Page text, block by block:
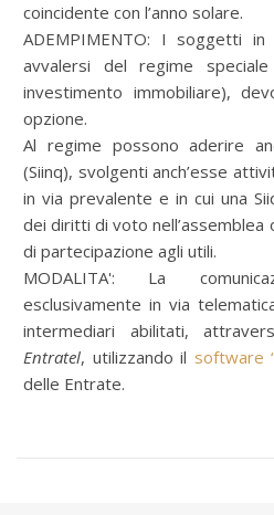
coincidente con l’anno solare.
ADEMPIMENTO: I soggetti
avvalersi del regime
investimento immobiliare),
opzione.
Al regime possono aderire
(Siinq), svolgenti anch’esse
in via prevalente e in cui una
dei diritti di voto nell’assemblea
di partecipazione agli utili.
MODALITA': La
esclusivamente in via
intermediari abilitati,
Entratel, utilizzando il software
delle Entrate.